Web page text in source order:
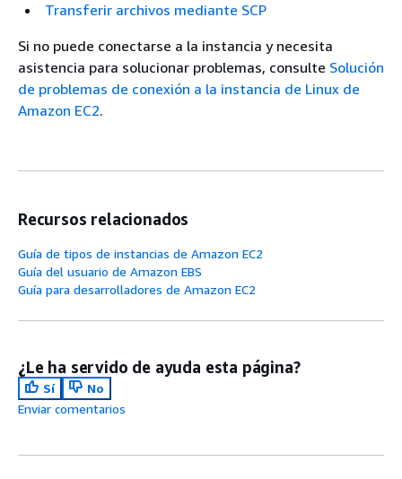
Transferir archivos mediante SCP
Si no puede conectarse a la instancia y necesita
asistencia para solucionar problemas, consulte Solución
de problemas de conexión a la instancia de Linux de
Amazon EC2.
Recursos relacionados
Guía de tipos de instancias de Amazon EC2
Guía del usuario de Amazon EBS
Guía para desarrolladores de Amazon EC2
¿Le ha servido de ayuda esta página?
Sí
No
Enviar comentarios